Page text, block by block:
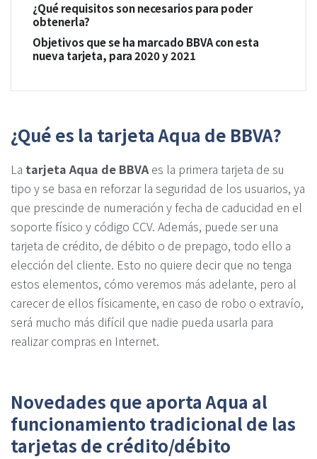
¿Qué requisitos son necesarios para poder
obtenerla?
Objetivos que se ha marcado BBVA con esta
nueva tarjeta, para 2020 y 2021
¿Qué es la tarjeta Aqua de BBVA?
La tarjeta Aqua de BBVA es la primera tarjeta de su
tipo y se basa en reforzar la seguridad de los usuarios, ya
que prescinde de numeración y fecha de caducidad en el
soporte físico y código CCV. Además, puede ser una
tarjeta de crédito, de débito o de prepago, todo ello a
elección del cliente. Esto no quiere decir que no tenga
estos elementos, cómo veremos más adelante, pero al
carecer de ellos físicamente, en caso de robo o extravío,
será mucho más difícil que nadie pueda usarla para
realizar compras en Internet.
Novedades que aporta Aqua al
funcionamiento tradicional de las
tarjetas de crédito/débito